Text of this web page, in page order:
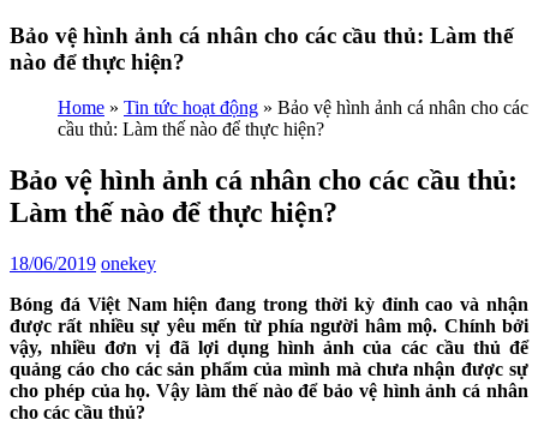
Bảo vệ hình ảnh cá nhân cho các cầu thủ: Làm thế
nào để thực hiện?
Home » Tin tức hoạt động » Bảo vệ hình ảnh cá nhân cho các
cầu thủ: Làm thế nào để thực hiện?
Bảo vệ hình ảnh cá nhân cho các cầu thủ:
Làm thế nào để thực hiện?
18/06/2019 onekey
Bóng đá Việt Nam hiện đang trong thời kỳ đỉnh cao và nhận
được rất nhiều sự yêu mến từ phía người hâm mộ. Chính bởi
vậy, nhiều đơn vị đã lợi dụng hình ảnh của các cầu thủ để
quảng cáo cho các sản phẩm của mình mà chưa nhận được sự
cho phép của họ. Vậy làm thế nào để bảo vệ hình ảnh cá nhân
cho các cầu thủ?